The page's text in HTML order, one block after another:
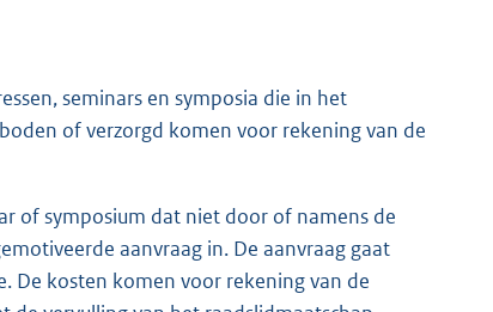
seminars en symposia die in het
of verzorgd komen voor rekening van de
of symposium dat niet door of namens de
aanvraag in. De aanvraag gaat
De kosten komen voor rekening van de